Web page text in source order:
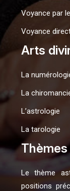
Voyance par
Voyance
Arts
La
La
L’astrologie
La tarologie
Le thème
positions